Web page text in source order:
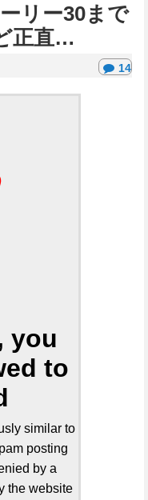
リー30まで
正直…
14
you
to
similar to
posting
by a
the website